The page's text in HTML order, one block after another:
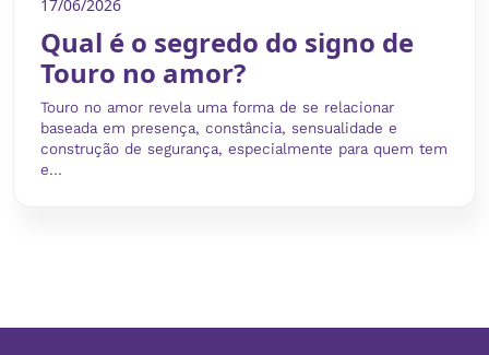
17/06/2026
Qual é o segredo do signo de
Touro no amor?
Touro no amor revela uma forma de se relacionar
baseada em presença, constância, sensualidade e
construção de segurança, especialmente para quem tem
e...